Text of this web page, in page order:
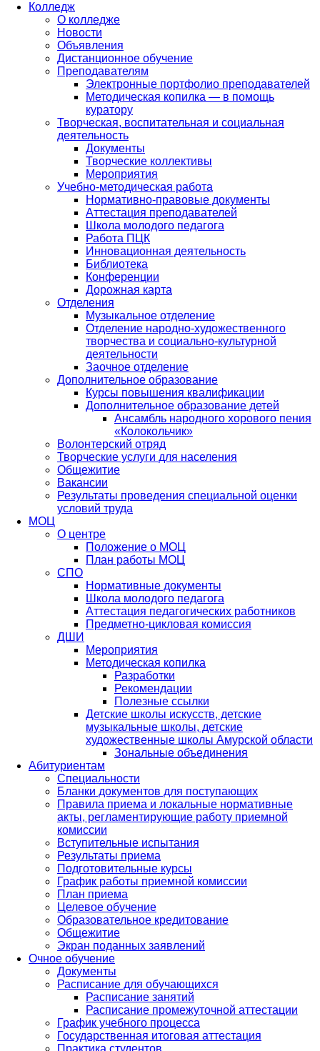
Колледж
О колледже
Новости
Объявления
Дистанционное обучение
Преподавателям
Электронные портфолио преподавателей
Методическая копилка — в помощь
куратору
Творческая, воспитательная и социальная
деятельность
Документы
Творческие коллективы
Мероприятия
Учебно-методическая работа
Нормативно-правовые документы
Аттестация преподавателей
Школа молодого педагога
Работа ПЦК
Инновационная деятельность
Библиотека
Конференции
Дорожная карта
Отделения
Музыкальное отделение
Отделение народно-художественного
творчества и социально-культурной
деятельности
Заочное отделение
Дополнительное образование
Курсы повышения квалификации
Дополнительное образование детей
Ансамбль народного хорового пения
«Колокольчик»
Волонтерский отряд
Творческие услуги для населения
Общежитие
Вакансии
Результаты проведения специальной оценки
условий труда
МОЦ
О центре
Положение о МОЦ
План работы МОЦ
СПО
Нормативные документы
Школа молодого педагога
Аттестация педагогических работников
Предметно-цикловая комиссия
ДШИ
Мероприятия
Методическая копилка
Разработки
Рекомендации
Полезные ссылки
Детские школы искусств, детские
музыкальные школы, детские
художественные школы Амурской области
Зональные объединения
Абитуриентам
Специальности
Бланки документов для поступающих
Правила приема и локальные нормативные
акты, регламентирующие работу приемной
комиссии
Вступительные испытания
Результаты приема
Подготовительные курсы
График работы приемной комиссии
План приема
Целевое обучение
Образовательное кредитование
Общежитие
Экран поданных заявлений
Очное обучение
Документы
Расписание для обучающихся
Расписание занятий
Расписание промежуточной аттестации
График учебного процесса
Государственная итоговая аттестация
Практика студентов